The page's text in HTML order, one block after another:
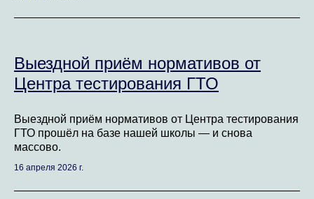
Выездной приём нормативов от
Центра тестирования ГТО
Выездной приём нормативов от Центра тестирования
ГТО прошёл на базе нашей школы — и снова
массово.
16 апреля 2026 г.